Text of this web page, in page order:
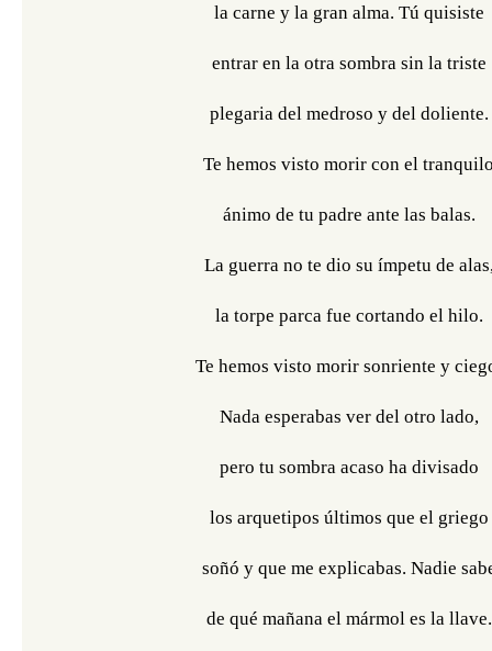
la carne y la gran alma. Tú quisiste
entrar en la otra sombra sin la triste
plegaria del medroso y del doliente.
Te hemos visto morir con el
ánimo de tu padre ante las balas.
La guerra no te dio su ímpetu de
la torpe parca fue cortando el hilo.
Te hemos visto morir sonriente y
Nada esperabas ver del otro lado,
pero tu sombra acaso ha divisado
los arquetipos últimos que el griego
soñó y que me explicabas. Nadie
de qué mañana el mármol es la llave.